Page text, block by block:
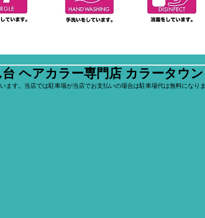
ヘアカラー専門店 カラータウン
ます。当店では駐車場が当店でお支払いの場合は駐車場代は無料になりま